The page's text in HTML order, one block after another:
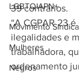
LGBTQIAPN+
Movimento
Mulheres
Negros
39 contrários.
“A CGPAR 23
ilegalidades e
trabalhadora,
ordenamento